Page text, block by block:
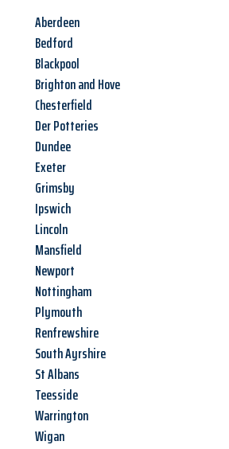
Aberdeen
Bedford
Blackpool
Brighton and Hove
Chesterfield
Der Potteries
Dundee
Exeter
Grimsby
Ipswich
Lincoln
Mansfield
Newport
Nottingham
Plymouth
Renfrewshire
South Ayrshire
St Albans
Teesside
Warrington
Wigan